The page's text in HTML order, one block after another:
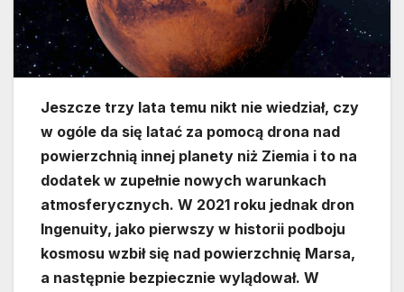
Jeszcze trzy lata temu nikt nie wiedział, czy
w ogóle da się latać za pomocą drona nad
powierzchnią innej planety niż Ziemia i to na
dodatek w zupełnie nowych warunkach
atmosferycznych. W 2021 roku jednak dron
Ingenuity, jako pierwszy w historii podboju
kosmosu wzbił się nad powierzchnię Marsa,
a następnie bezpiecznie wylądował. W